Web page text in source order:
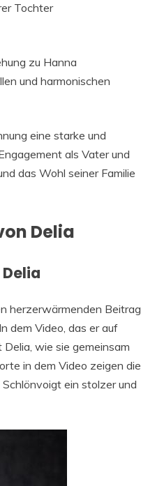
Tochter
zu Hanna
und harmonischen
eine starke und
als Vater und
das Wohl seiner Familie
Delia
herzerwärmenden Beitrag
dem Video, das er auf
wie sie gemeinsam
in dem Video zeigen die
ein stolzer und